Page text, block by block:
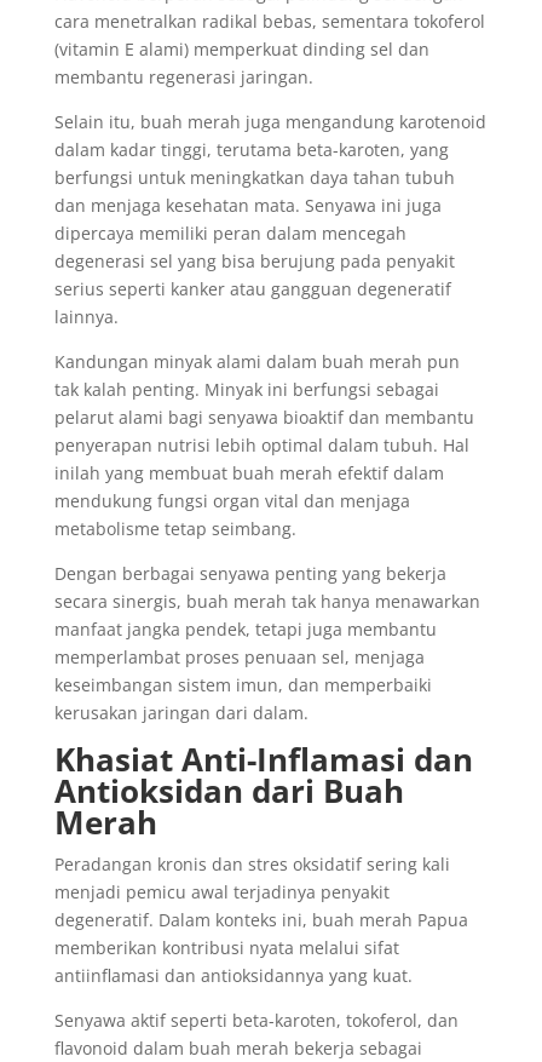
cara menetralkan radikal bebas, sementara tokoferol
(vitamin E alami) memperkuat dinding sel dan
membantu regenerasi jaringan.
Selain itu, buah merah juga mengandung karotenoid
dalam kadar tinggi, terutama beta-karoten, yang
berfungsi untuk meningkatkan daya tahan tubuh
dan menjaga kesehatan mata. Senyawa ini juga
dipercaya memiliki peran dalam mencegah
degenerasi sel yang bisa berujung pada penyakit
serius seperti kanker atau gangguan degeneratif
lainnya.
Kandungan minyak alami dalam buah merah pun
tak kalah penting. Minyak ini berfungsi sebagai
pelarut alami bagi senyawa bioaktif dan membantu
penyerapan nutrisi lebih optimal dalam tubuh. Hal
inilah yang membuat buah merah efektif dalam
mendukung fungsi organ vital dan menjaga
metabolisme tetap seimbang.
Dengan berbagai senyawa penting yang bekerja
secara sinergis, buah merah tak hanya menawarkan
manfaat jangka pendek, tetapi juga membantu
memperlambat proses penuaan sel, menjaga
keseimbangan sistem imun, dan memperbaiki
kerusakan jaringan dari dalam.
Khasiat Anti-Inflamasi dan
Antioksidan dari Buah
Merah
Peradangan kronis dan stres oksidatif sering kali
menjadi pemicu awal terjadinya penyakit
degeneratif. Dalam konteks ini, buah merah Papua
memberikan kontribusi nyata melalui sifat
antiinflamasi dan antioksidannya yang kuat.
Senyawa aktif seperti beta-karoten, tokoferol, dan
flavonoid dalam buah merah bekerja sebagai